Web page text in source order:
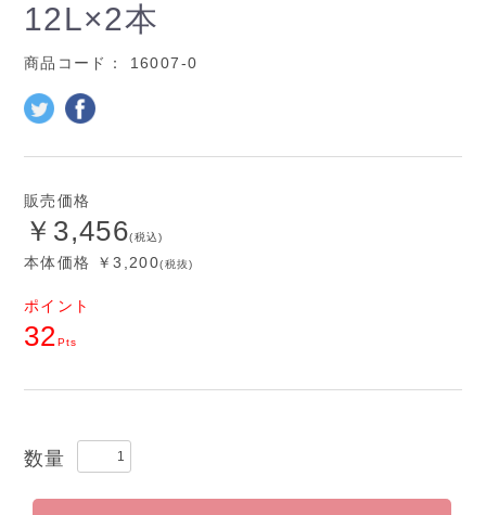
12L×2本
商品コード： 16007-0
販売価格
￥3,456(税込)
本体価格 ￥3,200(税抜)
ポイント
32 Pts
数量